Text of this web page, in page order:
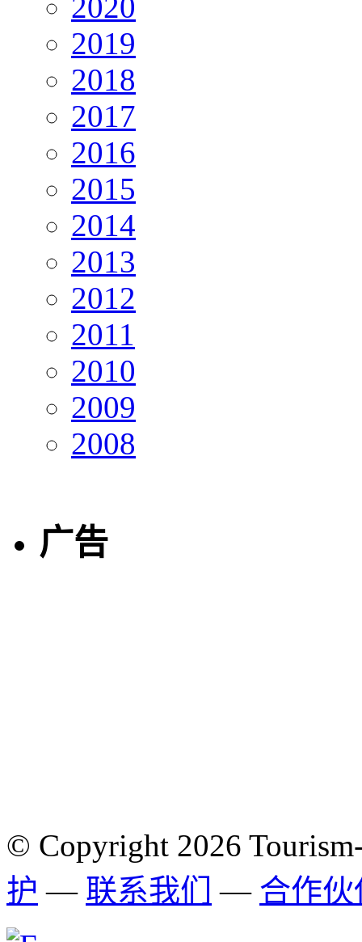
2020
2019
2018
2017
2016
2015
2014
2013
2012
2011
2010
2009
2008
广告
© Copyright 2026
护 — 联系我们 — 合作伙